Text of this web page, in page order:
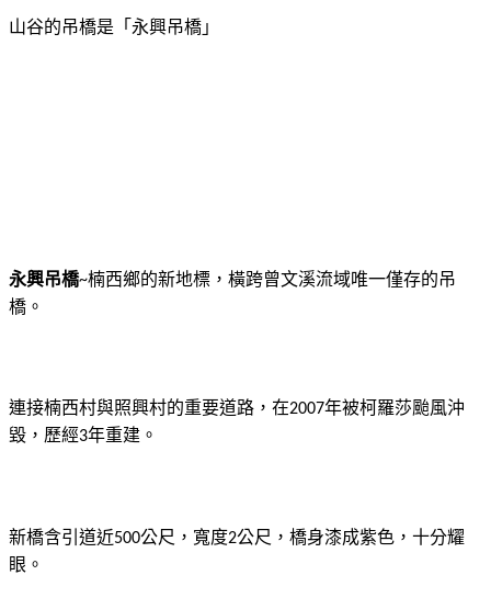
山谷的吊橋是「永興吊橋」
永興吊橋~楠西鄉的新地標，橫跨曾文溪流域唯一僅存的吊
橋。
連接楠西村與照興村的重要道路，在2007年被柯羅莎颱風沖
毀，歷經3年重建。
新橋含引道近500公尺，寬度2公尺，橋身漆成紫色，十分耀
眼。